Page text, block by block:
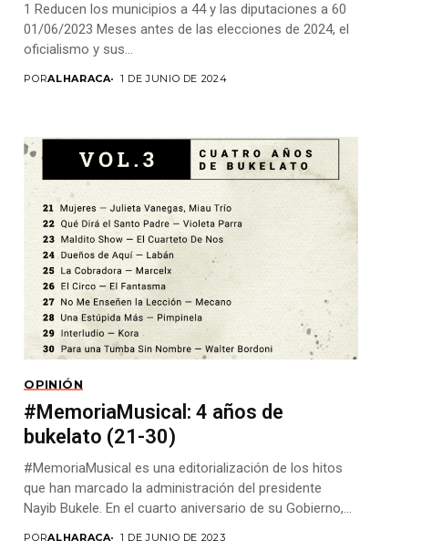
1 Reducen los municipios a 44 y las diputaciones a 60
01/06/2023 Meses antes de las elecciones de 2024, el
oficialismo y sus...
PORALHARACA 1 DE JUNIO DE 2024
OPINIÓN
#MemoriaMusical: 4 años de
bukelato (21-30)
#MemoriaMusical es una editorialización de los hitos
que han marcado la administración del presidente
Nayib Bukele. En el cuarto aniversario de su Gobierno,...
PORALHARACA 1 DE JUNIO DE 2023